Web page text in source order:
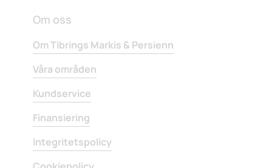
Om oss
Om Tibrings Markis & Persienn
Våra områden
Kundservice
Finansiering
Integritetspolicy